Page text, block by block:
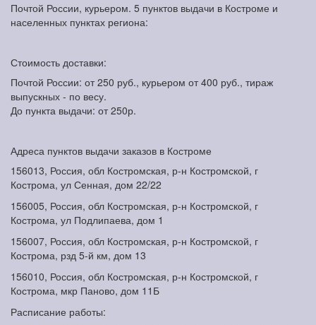
Почтой России, курьером. 5 пунктов выдачи в Костроме и
населенных пунктах региона:
Стоимость доставки:
Почтой России: от 250 руб., курьером от 400 руб., тираж
выпускных - по весу.
До пункта выдачи: от 250р.
Адреса пунктов выдачи заказов в Костроме
156013, Россия, обл Костромская, р-н Костромской, г
Кострома, ул Сенная, дом 22/22
156005, Россия, обл Костромская, р-н Костромской, г
Кострома, ул Подлипаева, дом 1
156007, Россия, обл Костромская, р-н Костромской, г
Кострома, рзд 5-й км, дом 13
156010, Россия, обл Костромская, р-н Костромской, г
Кострома, мкр Паново, дом 11Б
Расписание работы: